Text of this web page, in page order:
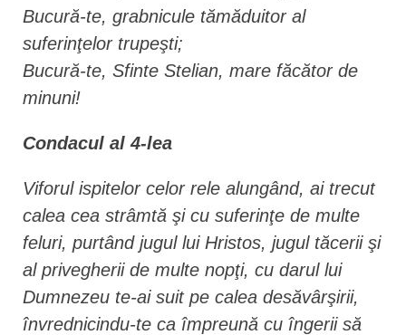
Bucură-te, grabnicule tămăduitor al
suferinţelor trupeşti;
Bucură-te, Sfinte Stelian, mare făcător de
minuni!
Condacul al 4-lea
Viforul ispitelor celor rele alungând, ai trecut
calea cea strâmtă şi cu suferinţe de multe
feluri, purtând jugul lui Hristos, jugul tăcerii şi
al privegherii de multe nopţi, cu darul lui
Dumnezeu te-ai suit pe calea desăvârşirii,
învrednicindu-te ca împreună cu îngerii să